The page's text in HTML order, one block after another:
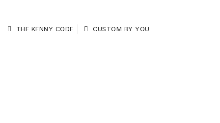
THE KENNY CODE CUSTOM BY YOU